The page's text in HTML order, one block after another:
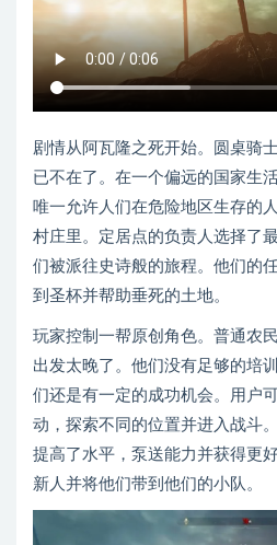
剧情从阿瓦隆之死开始。圆桌骑
已不在了。在一个偏远的国家生
唯一允许人们在危险地区生存的
村庄里。定居点的负责人选择了
们被派往史诗般的旅程。他们的
到圣杯并帮助垂死的土地。
玩家控制一帮原创角色。普通农
出发太晚了。他们没有足够的培
们还是有一定的成功机会。用户
动，探索不同的位置并进入战斗
提高了水平，泵送能力并获得更
新人并将他们带到他们的小队。